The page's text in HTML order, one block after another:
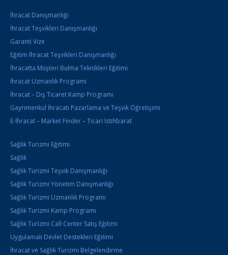
İhracat Danışmanlığı
İhracat Teşvikleri Danışmanlığı
Garanti Vize
Eğitim İhracat Teşvikleri Danışmanlığı
İhracatta Müşteri Bulma Teknikleri Eğitimi
İhracat Uzmanlık Programı
İhracat – Dış Ticaret Kamp Programı
Gayrimenkul İhracatı Pazarlama ve Teşvik Öğretişimi
E-İhracat – Market Finder – Ticari İstihbarat
Sağlık Turizmi Eğitimi
Sağlık
Sağlık Turizmi Teşvik Danışmanlığı
Sağlık Turizmi Yönetim Danışmanlığı
Sağlık Turizmi Uzmanlık Programı
Sağlık Turizmi Kamp Programı
Sağlık Turizmi Call Center Satış Eğitimi
Uygulamalı Devlet Destekleri Eğitimi
İhracat ve Sağlık Turizmi Belgelendirme